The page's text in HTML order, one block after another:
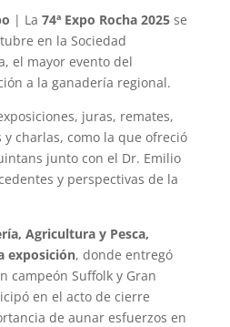
| La 74ª Expo Rocha 2025se
en la Sociedad
el mayor evento del
a la ganadería regional.
juras, remates,
charlas, como la que ofreció
junto con el Dr. Emilio
y perspectivas de la
Agricultura y Pesca,
exposición, donde entregó
campeón Suffolk y Gran
en el acto de cierre
de aunar esfuerzos en